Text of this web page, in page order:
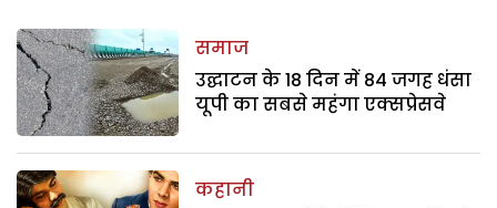
समाज
उद्घाटन के 18 दिन में 84 जगह धंसा
यूपी का सबसे महंगा एक्सप्रेसवे
कहानी